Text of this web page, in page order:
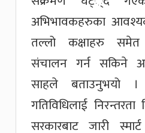
अभिभावकहरुका
तल्लो कक्षाहरु समेत
संचालन गर्न सकिने
साहले बताउनुभयो ।
गतिविधिलाई
सरकारबाट जारी